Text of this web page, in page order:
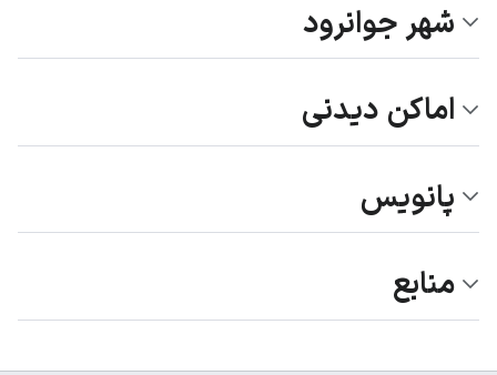
شهر جوانرود
اماکن دیدنی
پانویس
منابع